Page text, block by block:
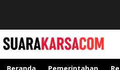
suarakarsa.com
Informasi terpercaya
Beranda Pemerintahan